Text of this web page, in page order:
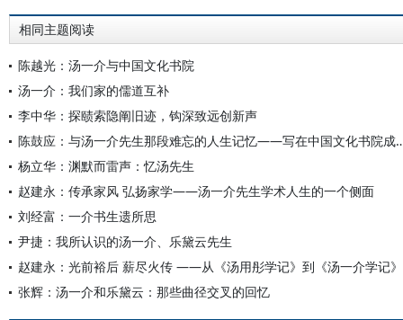
相同主题阅读
陈越光：汤一介与中国文化书院
汤一介：我们家的儒道互补
李中华：探赜索隐阐旧迹，钩深致远创新声
陈鼓应：与汤一介先生那段难忘
杨立华：渊默而雷声：忆汤先生
赵建永：传承家风 弘扬家学——汤一介先生学术人生的一个侧面
刘经富：一介书生遗所思
尹捷：我所认识的汤一介、乐黛云先生
赵建永：光前裕后 薪尽火传 ——从《汤用彤学记》到《汤一介学记》
张辉：汤一介和乐黛云：那些曲径交叉的回忆